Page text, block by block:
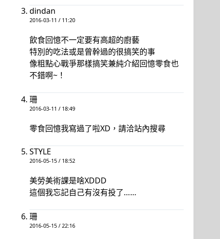
dindan
2016-03-11 / 11:20
飲食回憶不一定要有高超的廚藝
特別的吃法或是曾幹過的很搞笑的事
像粗點心戰爭那樣搞笑兼純介紹回憶零食也
不錯啊~！
珊
2016-03-11 / 18:49
零食回憶我寫過了啦XD，請洽站內搜尋
STYLE
2016-05-15 / 18:52
美勞美術課是啥XDDD
這個我忘記自己有沒有投了……
珊
2016-05-15 / 22:16